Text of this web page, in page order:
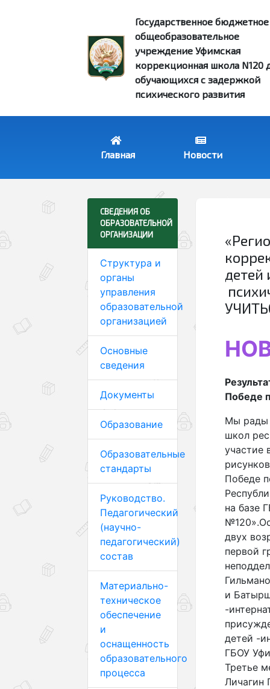
Государственное бюджетное
общеобразовательное
учреждение Уфимская
коррекционная школа N120
обучающихся с задержкой
психического развития
Главная Новости
Структура и
органы
управления
образовательной
организацией
Основные
сведения
Документы
Образование
Образовательные
стандарты
Руководство.
Педагогический
(научно-
педагогический)
состав
Материально-
техническое
обеспечение
и
оснащенность
образовательного
процесса
детей
Победе
Мы рады
школ
участие
Победе
на базе
двух
первой
и
-
детей -
ГБОУ
Третье
Личагин